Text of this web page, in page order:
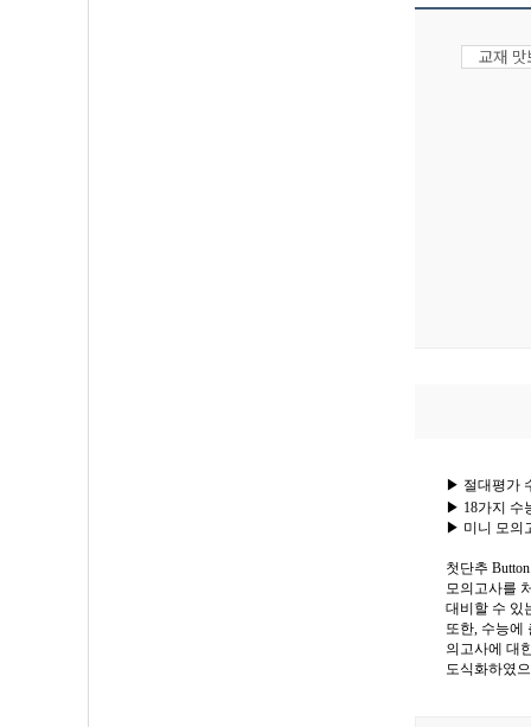
교재
▶ 절대평가
▶ 18가지 수
▶ 미니 모의
첫단추
모의고사를
대비할 수 있
또한, 수능에
의고사에 대
도식화하였